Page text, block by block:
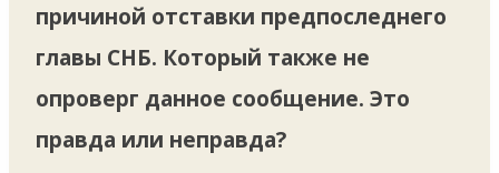
причиной отставки предпоследнего
главы СНБ. Который также не
опроверг данное сообщение. Это
правда или неправда?